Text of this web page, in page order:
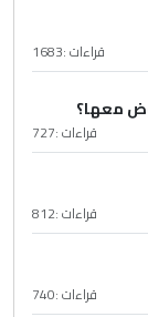
قراءات :1683
معها؟
قراءات :727
قراءات :812
قراءات :740